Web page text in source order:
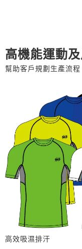
高機能運動
幫助客戶規劃生產流
高效吸濕排汗